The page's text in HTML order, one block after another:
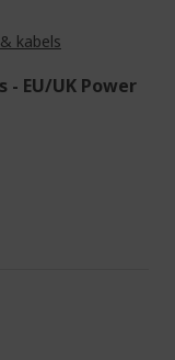
kabels
- EU/UK Power